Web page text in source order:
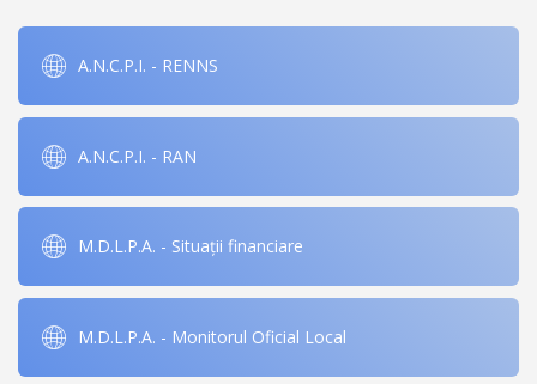
A.N.C.P.I. - RENNS
A.N.C.P.I. - RAN
M.D.L.P.A. - Situații financiare
M.D.L.P.A. - Monitorul Oficial Local